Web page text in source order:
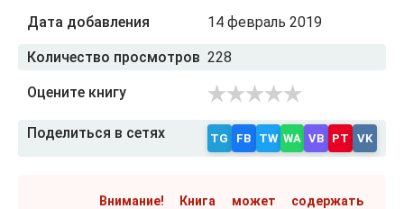
Дата добавления 14 февраль 2019
Количество просмотров 228
Оцените книгу
Поделиться в сетях TG FB TW WA VB PT VK
Внимание! Книга может содержать